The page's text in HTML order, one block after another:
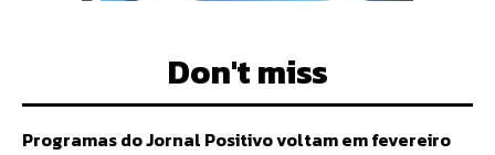
Don't miss
Programas do Jornal Positivo voltam em fevereiro